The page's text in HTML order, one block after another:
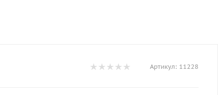
Артикул: 11228